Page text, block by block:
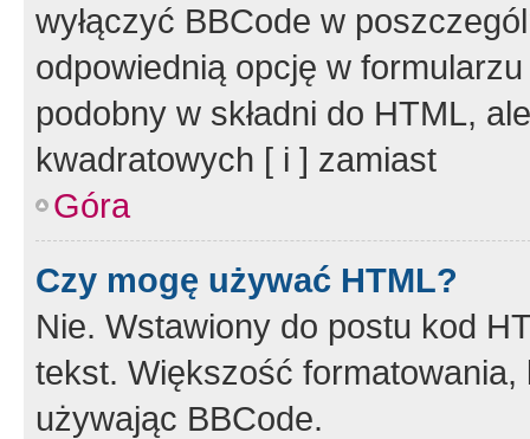
wyłączyć BBCode w
odpowiednią opcję w
podobny w składni do HTML,
kwadratowych [ i ] zamiast
Góra
Czy mogę używać HTML?
Nie. Wstawiony do postu kod
tekst. Większość
używając BBCode.